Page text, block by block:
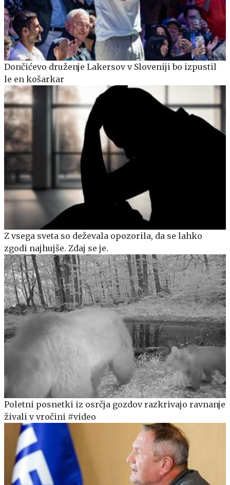
Dončićevo druženje Lakersov v Sloveniji bo izpustil
le en košarkar
Z vsega sveta so deževala opozorila, da se lahko
zgodi najhujše. Zdaj se je.
Poletni posnetki iz osrčja gozdov razkrivajo ravnanje
živali v vročini #video